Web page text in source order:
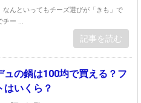
なんといってもチーズ選びが「きも」で
チー ...
記事を読む
ュの鍋は100均で買える？フ
はいくら？